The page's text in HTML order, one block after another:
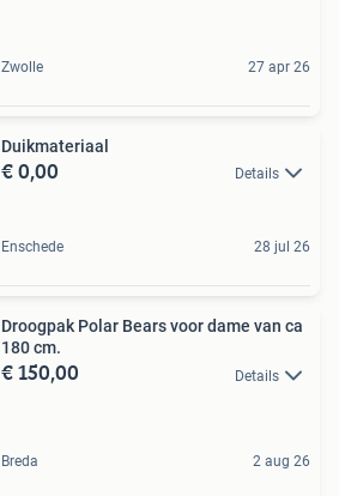
Zwolle 27 apr 26
Duikmateriaal
€ 0,00 Details
Enschede 28 jul 26
Droogpak Polar Bears voor dame van ca
180 cm.
€ 150,00 Details
Breda 2 aug 26